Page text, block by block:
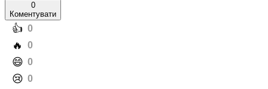
0
Коментувати
️👍 0
️🔥 0
️😄 0
️😢 0